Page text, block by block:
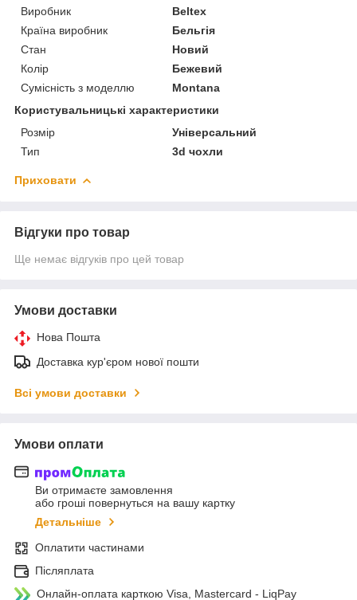
Виробник
Beltex
Країна виробник
Бельгія
Стан
Новий
Колір
Бежевий
Сумісність з моделлю
Montana
Користувальницькі характеристики
Розмір
Універсальний
Тип
3d чохли
Приховати
Відгуки про товар
Ще немає відгуків про цей товар
Умови доставки
Нова Пошта
Доставка кур'єром нової пошти
Всі умови доставки
Умови оплати
Ви отримаєте замовлення
або гроші повернуться на вашу картку
Детальніше
Оплатити частинами
Післяплата
Онлайн-оплата карткою Visa, Mastercard - LiqPay